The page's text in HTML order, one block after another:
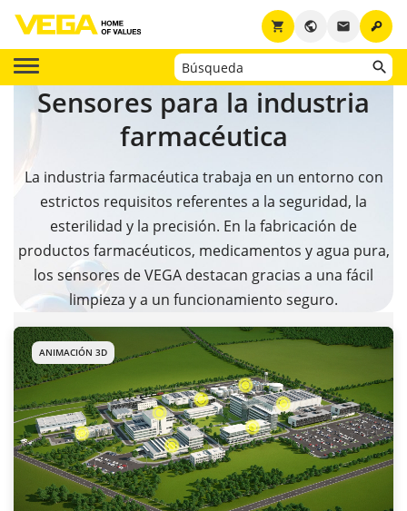
key
email
public
shopping_cart
Sensores para la industria
farmacéutica
La industria farmacéutica trabaja en un entorno con
estrictos requisitos referentes a la seguridad, la
esterilidad y la precisión. En la fabricación de
productos farmacéuticos, medicamentos y agua pura,
los sensores de VEGA destacan gracias a una fácil
limpieza y a un funcionamiento seguro.
ANIMACIÓN 3D